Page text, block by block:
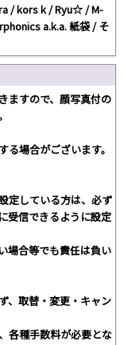
/ kors k / Ryu☆ / M-
a.k.a. 紙袋 / そ
ますので、顔写真付の
場合がございます。
定している方は、必ず
受信できるように設定
場合等でも責任は負い
、取替・変更・キャン
各種手数料が必要とな